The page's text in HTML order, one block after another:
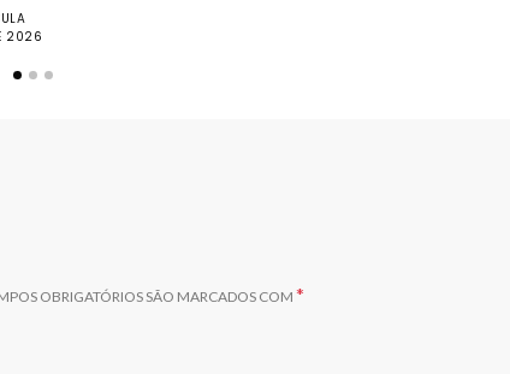
2026
OBRIGATÓRIOS SÃO MARCADOS COM*